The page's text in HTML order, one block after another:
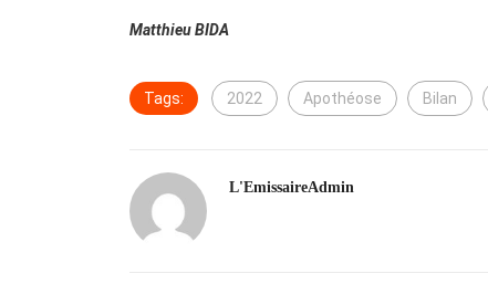
Matthieu BIDA
Tags: 2022 Apothéose Bilan
L'EmissaireAdmin